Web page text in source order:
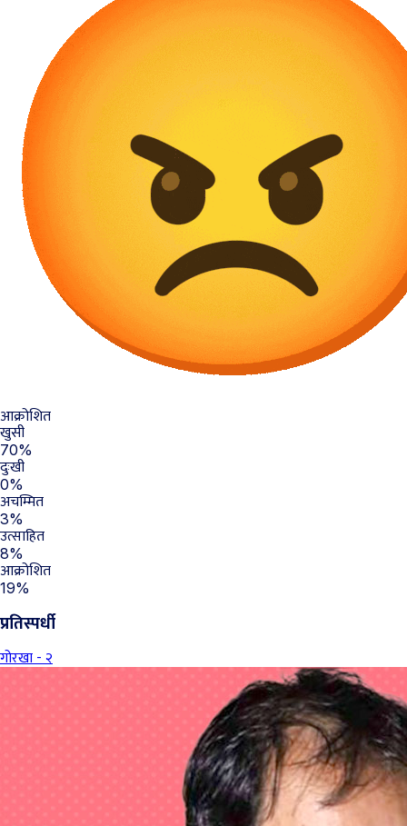
आक्रोशित
खुसी
70%
दुःखी
0%
अचम्मित
3%
उत्साहित
8%
आक्रोशित
19%
प्रतिस्पर्धी
गोरखा - २